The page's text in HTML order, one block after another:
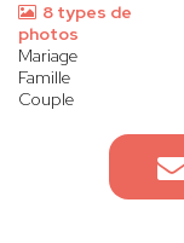
8 types de
photos
Mariage
Famille
Couple